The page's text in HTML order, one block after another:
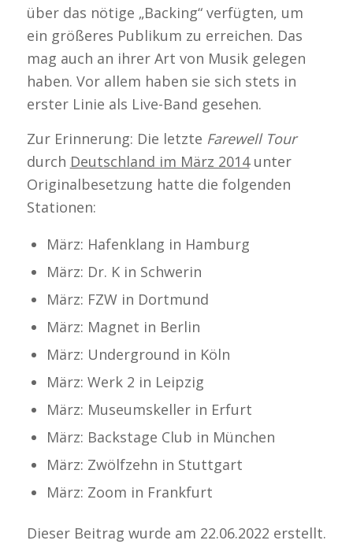
über das nötige „Backing“ verfügten, um
ein größeres Publikum zu erreichen. Das
mag auch an ihrer Art von Musik gelegen
haben. Vor allem haben sie sich stets in
erster Linie als Live-Band gesehen.
Zur Erinnerung: Die letzte Farewell Tour
durch Deutschland im März 2014unter
Originalbesetzung hatte die folgenden
Stationen:
März: Hafenklang in Hamburg
März: Dr. K in Schwerin
März: FZW in Dortmund
März: Magnet in Berlin
März: Underground in Köln
März: Werk 2 in Leipzig
März: Museumskeller in Erfurt
März: Backstage Club in München
März: Zwölfzehn in Stuttgart
März: Zoom in Frankfurt
Dieser Beitrag wurde am 22.06.2022 erstellt.